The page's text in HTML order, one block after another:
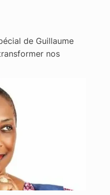
de Guillaume
nos